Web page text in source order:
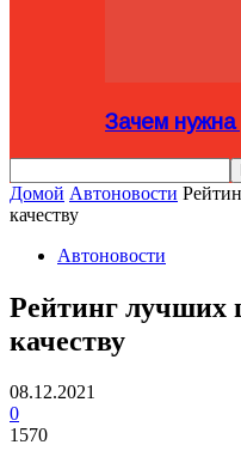
Зачем нужна
Домой Автоновости
качеству
Автоновости
Рейтинг
качеству
08.12.2021
0
1570